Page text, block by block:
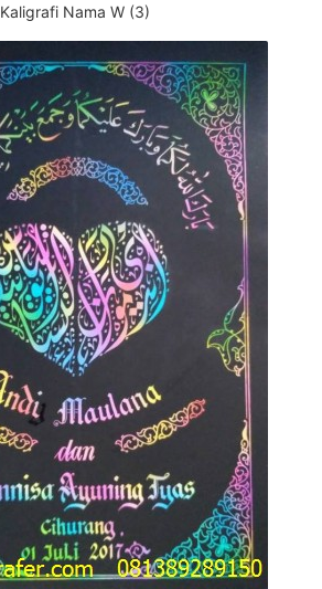
Kaligrafi Nama W (3)